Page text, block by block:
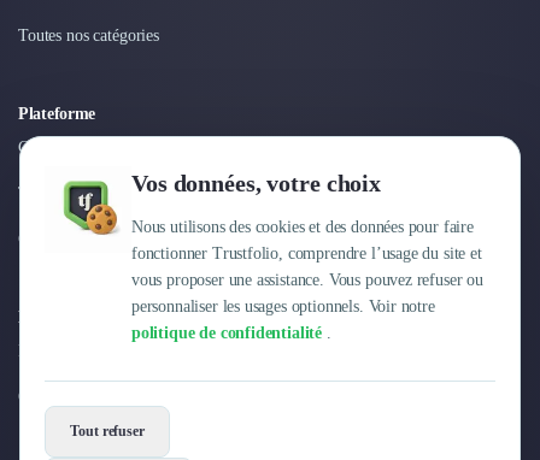
Vos données, votre choix
Nous utilisons des cookies et des données pour faire
fonctionner Trustfolio, comprendre l’usage du site et
vous proposer une assistance. Vous pouvez refuser ou
personnaliser les usages optionnels. Voir notre
politique de confidentialité .
Tout refuser
Toutes nos catégories
Plateforme
Connexion
Tarifs
Centre d'aide
Entreprise
Pourquoi Trustfolio ?
Offres d'emploi